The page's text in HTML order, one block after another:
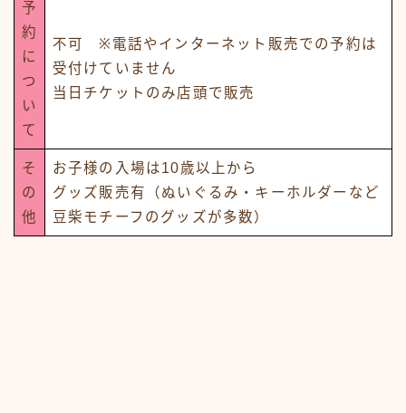
予
約
に
つ
い
て
不可 ※電話やインターネット販売での予約は
受付けていません
当日チケットのみ店頭で販売
そ
の
他
お子様の入場は10歳以上から
グッズ販売有（ぬいぐるみ・キーホルダーなど
豆柴モチーフのグッズが多数）